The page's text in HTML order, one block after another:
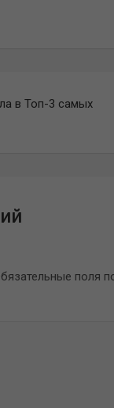
в Топ-3 самых
поля